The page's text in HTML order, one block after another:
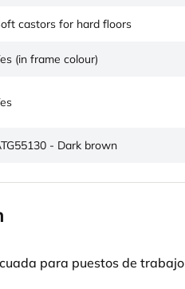
castors for hard floors
(in frame colour)
- Dark brown
para puestos de trabajo